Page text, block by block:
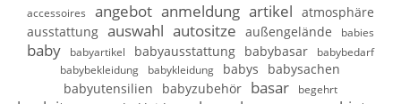
accessoires angebot anmeldung artikel atmosphäre
ausstattung auswahl autositze außengelände babies
baby babyartikel babyausstattung babybasar
babybedarf
babybekleidung
babykleidung babys
babysachen
babyutensilien
babyzubehör basar begehrt